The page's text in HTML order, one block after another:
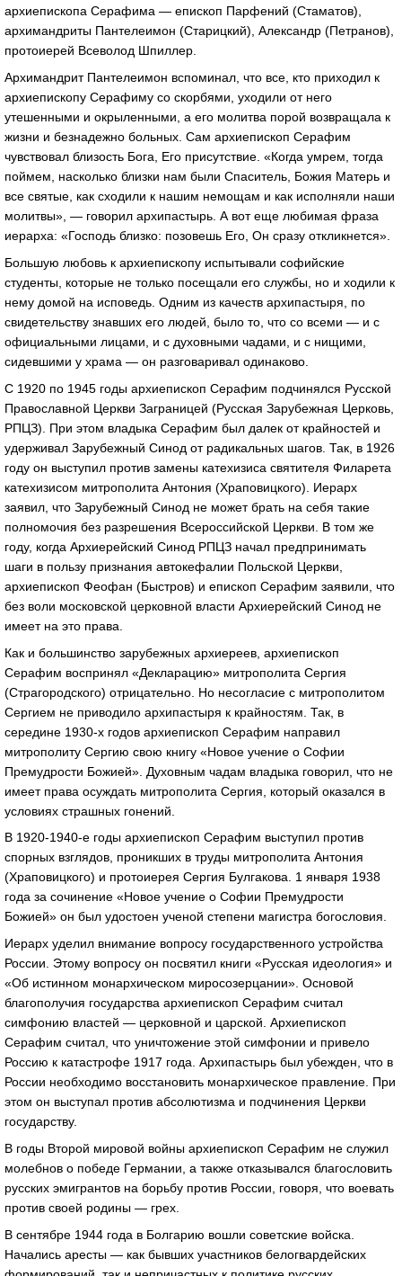
архиепископа Серафима — епископ Парфений (Стаматов),
архимандриты Пантелеимон (Старицкий), Александр (Петранов),
протоиерей Всеволод Шпиллер.
Архимандрит Пантелеимон вспоминал, что все, кто приходил к
архиепископу Серафиму со скорбями, уходили от него
утешенными и окрыленными, а его молитва порой возвращала к
жизни и безнадежно больных. Сам архиепископ Серафим
чувствовал близость Бога, Его присутствие. «Когда умрем, тогда
поймем, насколько близки нам были Спаситель, Божия Матерь и
все святые, как сходили к нашим немощам и как исполняли наши
молитвы», — говорил архипастырь. А вот еще любимая фраза
иерарха: «Господь близко: позовешь Его, Он сразу откликнется».
Большую любовь к архиепископу испытывали софийские
студенты, которые не только посещали его службы, но и ходили к
нему домой на исповедь. Одним из качеств архипастыря, по
свидетельству знавших его людей, было то, что со всеми — и с
официальными лицами, и с духовными чадами, и с нищими,
сидевшими у храма — он разговаривал одинаково.
С 1920 по 1945 годы архиепископ Серафим подчинялся Русской
Православной Церкви Заграницей (Русская Зарубежная Церковь,
РПЦЗ). При этом владыка Серафим был далек от крайностей и
удерживал Зарубежный Синод от радикальных шагов. Так, в 1926
году он выступил против замены катехизиса святителя Филарета
катехизисом митрополита Антония (Храповицкого). Иерарх
заявил, что Зарубежный Синод не может брать на себя такие
полномочия без разрешения Всероссийской Церкви. В том же
году, когда Архиерейский Синод РПЦЗ начал предпринимать
шаги в пользу признания автокефалии Польской Церкви,
архиепископ Феофан (Быстров) и епископ Серафим заявили, что
без воли московской церковной власти Архиерейский Синод не
имеет на это права.
Как и большинство зарубежных архиереев, архиепископ
Серафим воспринял «Декларацию» митрополита Сергия
(Страгородского) отрицательно. Но несогласие с митрополитом
Сергием не приводило архипастыря к крайностям. Так, в
середине 1930-х годов архиепископ Серафим направил
митрополиту Сергию свою книгу «Новое учение о Софии
Премудрости Божией». Духовным чадам владыка говорил, что не
имеет права осуждать митрополита Сергия, который оказался в
условиях страшных гонений.
В 1920-1940-е годы архиепископ Серафим выступил против
спорных взглядов, проникших в труды митрополита Антония
(Храповицкого) и протоиерея Сергия Булгакова. 1 января 1938
года за сочинение «Новое учение о Софии Премудрости
Божией» он был удостоен ученой степени магистра богословия.
Иерарх уделил внимание вопросу государственного устройства
России. Этому вопросу он посвятил книги «Русская идеология» и
«Об истинном монархическом миросозерцании». Основой
благополучия государства архиепископ Серафим считал
симфонию властей — церковной и царской. Архиепископ
Серафим считал, что уничтожение этой симфонии и привело
Россию к катастрофе 1917 года. Архипастырь был убежден, что в
России необходимо восстановить монархическое правление. При
этом он выступал против абсолютизма и подчинения Церкви
государству.
В годы Второй мировой войны архиепископ Серафим не служил
молебнов о победе Германии, а также отказывался благословить
русских эмигрантов на борьбу против России, говоря, что воевать
против своей родины — грех.
В сентябре 1944 года в Болгарию вошли советские войска.
Начались аресты — как бывших участников белогвардейских